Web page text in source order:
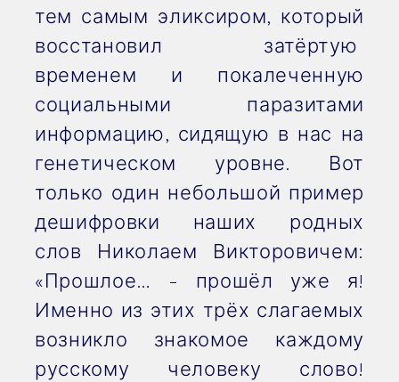
тем самым эликсиром, который
восстановил затёртую
временем и покалеченную
социальными паразитами
информацию, сидящую в нас на
генетическом уровне. Вот
только один небольшой пример
дешифровки наших родных
слов Николаем Викторовичем:
«Прошлое… - прошёл уже я!
Именно из этих трёх слагаемых
возникло знакомое каждому
русскому человеку слово!